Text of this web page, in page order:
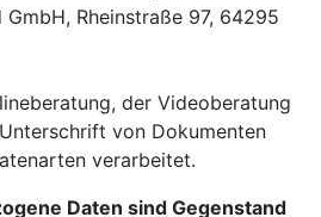
Rheinstraße 97, 64295
der Videoberatung
von Dokumenten
verarbeitet.
Daten sind Gegenstand